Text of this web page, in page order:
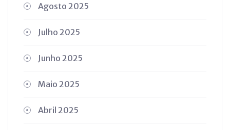
Agosto 2025
Julho 2025
Junho 2025
Maio 2025
Abril 2025